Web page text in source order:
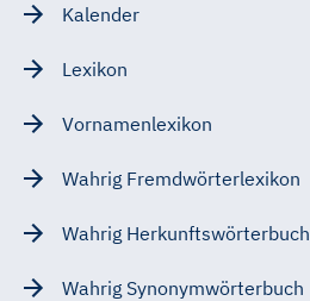
Kalender
Lexikon
Vornamenlexikon
Wahrig Fremdwörterlexikon
Wahrig Herkunftswörterbuch
Wahrig Synonymwörterbuch